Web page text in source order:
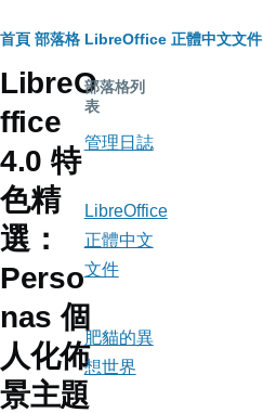
導
航
連
結
首頁 部落格 LibreOffice 正體中文文件
LibreO
ffice
4.0 特
色精
選：
Perso
nas 個
人化佈
景主題
部落格列
表
管理日誌
LibreOffice
正體中文
文件
肥貓的異
想世界